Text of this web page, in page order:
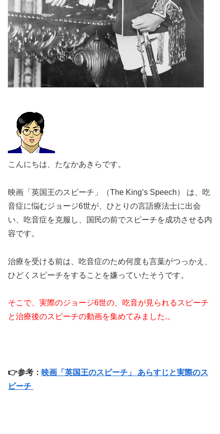
こんにちは、たなかあきらです。
映画「英国王のスピーチ」（The King’s Speech） は、吃
音症に悩むジョージ6世が、ひとりの言語療法士に出会
い、吃音症を克服し、国民の前でスピーチを成功させる内
容です。
治療を受ける前は、吃音症のため何度も言葉がつっかえ、
ひどくスピーチをすることを嫌っていたそうです。
そこで、実際のジョージ6世の、吃音が見られるスピーチ
と治療後のスピーチの動画を集めてみました.。
👉参考： 映画「英国王のスピーチ」 あらすじと実際のス
ピーチ